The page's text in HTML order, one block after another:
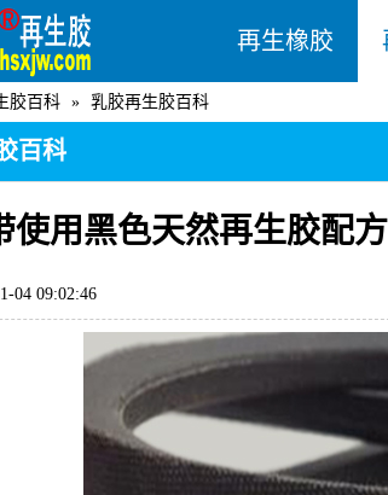
再生橡胶
胶百科 乳胶再生胶百科
百科
使用黑色天然再生胶配
04 09:02:46